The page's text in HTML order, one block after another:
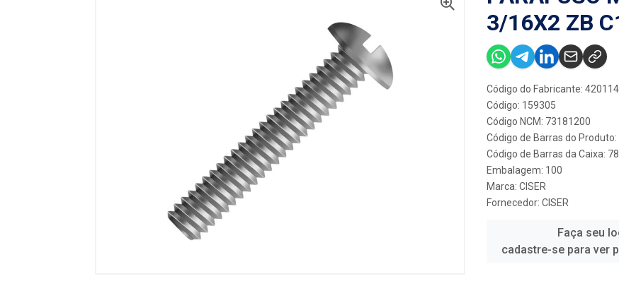
3/16X2 ZB
Código do Fabricante:
Código: 159305
Código NCM: 73181200
Código de Barras do
Código de Barras da Caixa:
Embalagem: 100
Marca: CISER
Fornecedor: CISER
Faça seu
cadastre-se para ver